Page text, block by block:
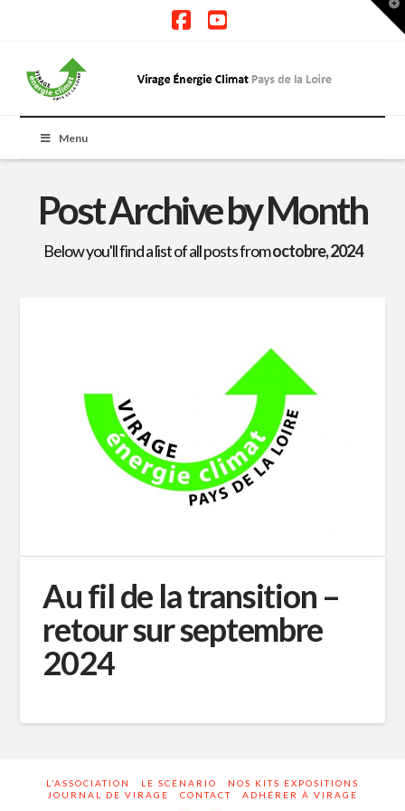
Menu
Post Archive by Month
Below you'll find a list of all posts fromoctobre, 2024
Au fil de la transition –
retour sur septembre
2024
L’ASSOCIATION LE SCÉNARIO
NOS KITS EXPOSITIONS
JOURNAL DE VIRAGE
CONTACT ADHÉRER À VIRAGE